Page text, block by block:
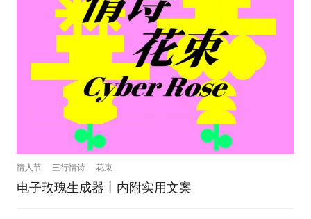
情人节 三行情诗 花束
电子玫瑰生成器丨内附实用文案